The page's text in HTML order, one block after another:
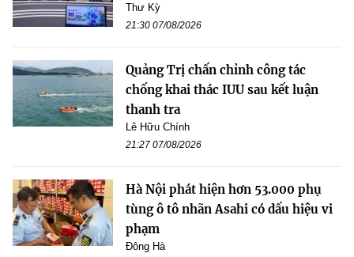
Thư Kỳ
21:30 07/08/2026
Quảng Trị chấn chỉnh công tác
chống khai thác IUU sau kết luận
thanh tra
Lê Hữu Chính
21:27 07/08/2026
Hà Nội phát hiện hơn 53.000 phụ
tùng ô tô nhãn Asahi có dấu hiệu vi
phạm
Đông Hà